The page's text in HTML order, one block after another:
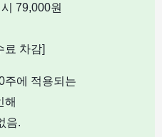
79,000원
료 차감]
주에 적용되는
해
음.